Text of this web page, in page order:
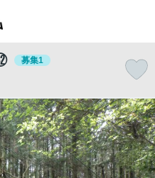
募集1